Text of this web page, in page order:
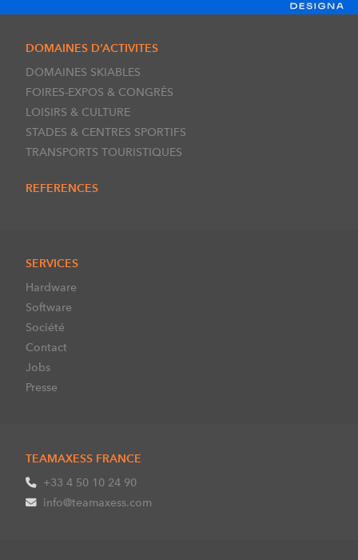
DOMAINES D’ACTIVITES
DOMAINES SKIABLES
FOIRES-EXPOS & CONGRÈS
LOISIRS & CULTURE
STADES & CENTRES SPORTIFS
TRANSPORTS TOURISTIQUES
REFERENCES
SERVICES
Hardware
Software
Société
Contact
Jobs
Presse
TEAMAXESS FRANCE
+33 4 50 10 24 90
info@teamaxess.com